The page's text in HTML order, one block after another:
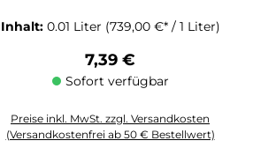
Inhalt: 0.01 Liter (739,00 €* / 1 Liter)
Regulärer Preis:
7,39 €
Sofort verfügbar
Preise inkl. MwSt. zzgl. Versandkosten
(Versandkostenfrei ab 50 € Bestellwert)